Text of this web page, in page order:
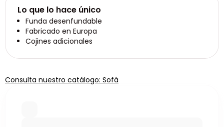
Lo que lo hace único
Funda desenfundable
Fabricado en Europa
Cojines adicionales
Consulta nuestro catálogo: Sofá